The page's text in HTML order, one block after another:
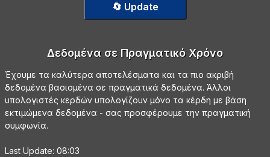
🔄 Update
Δεδομένα σε Πραγματικό Χρόνο
Έχουμε τα καλύτερα αποτελέσματα και τα πιο ακριβή
δεδομένα βασισμένα σε πραγματικά δεδομένα. Άλλοι
υπολογιστές κερδών υπολογίζουν μόνο τα κέρδη με βάση
εκτιμώμενα δεδομένα - σας προσφέρουμε την πραγματική
συμφωνία.
Last Update: 08:03